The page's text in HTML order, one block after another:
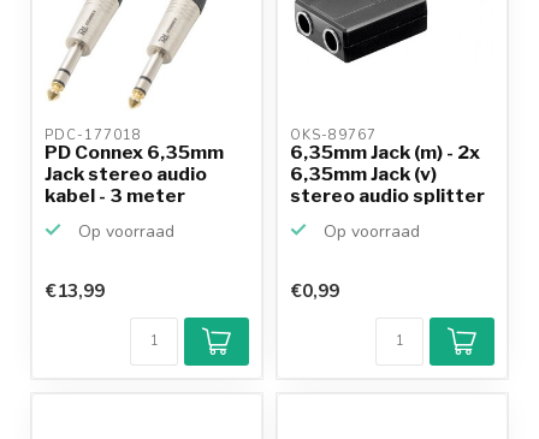
PDC-177018
PD Connex 6,35mm
Jack stereo audio
kabel - 3 meter
Op voorraad
€13,99
OKS-89767
6,35mm Jack (m) - 2x
6,35mm Jack (v)
stereo audio splitter
Op voorraad
€0,99